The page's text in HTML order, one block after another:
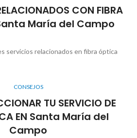
CON FIBRA
María del Campo
servicios relacionados en fibra óptica
CONSEJOS
TU SERVICIO DE
EN Santa María del
Campo